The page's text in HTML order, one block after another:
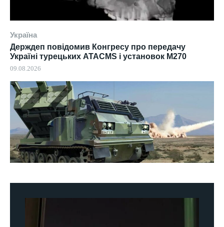
Україна
Держдеп повідомив Конгресу про передачу
Україні турецьких ATACMS і установок M270
09.08.2026